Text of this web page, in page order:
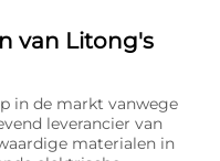
van Litong's
in de markt vanwege
leverancier van
materialen in